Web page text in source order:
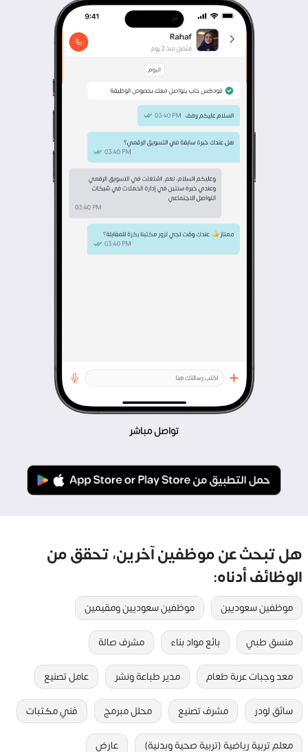
تواصل مباشر
هل تبحث عن موظفين آخرين، تحقق من
الوظائف أدناه:
موظفين سعوديين موظفين سعوديين ومقيمين
منسق طبي بائع مواد بناء مشرف صالة
معد وجبات عربة طعام مدير طباعة ونشر عامل تصنيع
سائق لودر مشرف تصنيع محلل مبرمج فني مكتبات
معلم تربية رياضية (تربية صحية وبدنية) عارض